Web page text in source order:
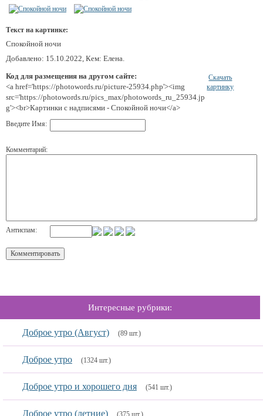
Текст на картинке:
Спокойной ночи
Добавлено: 15.10.2022, Кем: Елена.
Код для размещения на другом сайте:
<a href='https://photowords.ru/picture-25934.php'><img
src='https://photowords.ru/pics_max/photowords_ru_25934.jp
g'><br>Картинки с надписями - Спокойной ночи</a>
Скачать
картинку
Введите Имя:
Комментарий:
Антиспам:
Интересные рубрики:
Доброе утро (Август) (89 шт.)
Доброе утро (1324 шт.)
Доброе утро и хорошего дня (541 шт.)
Доброе утро (летние) (375 шт.)